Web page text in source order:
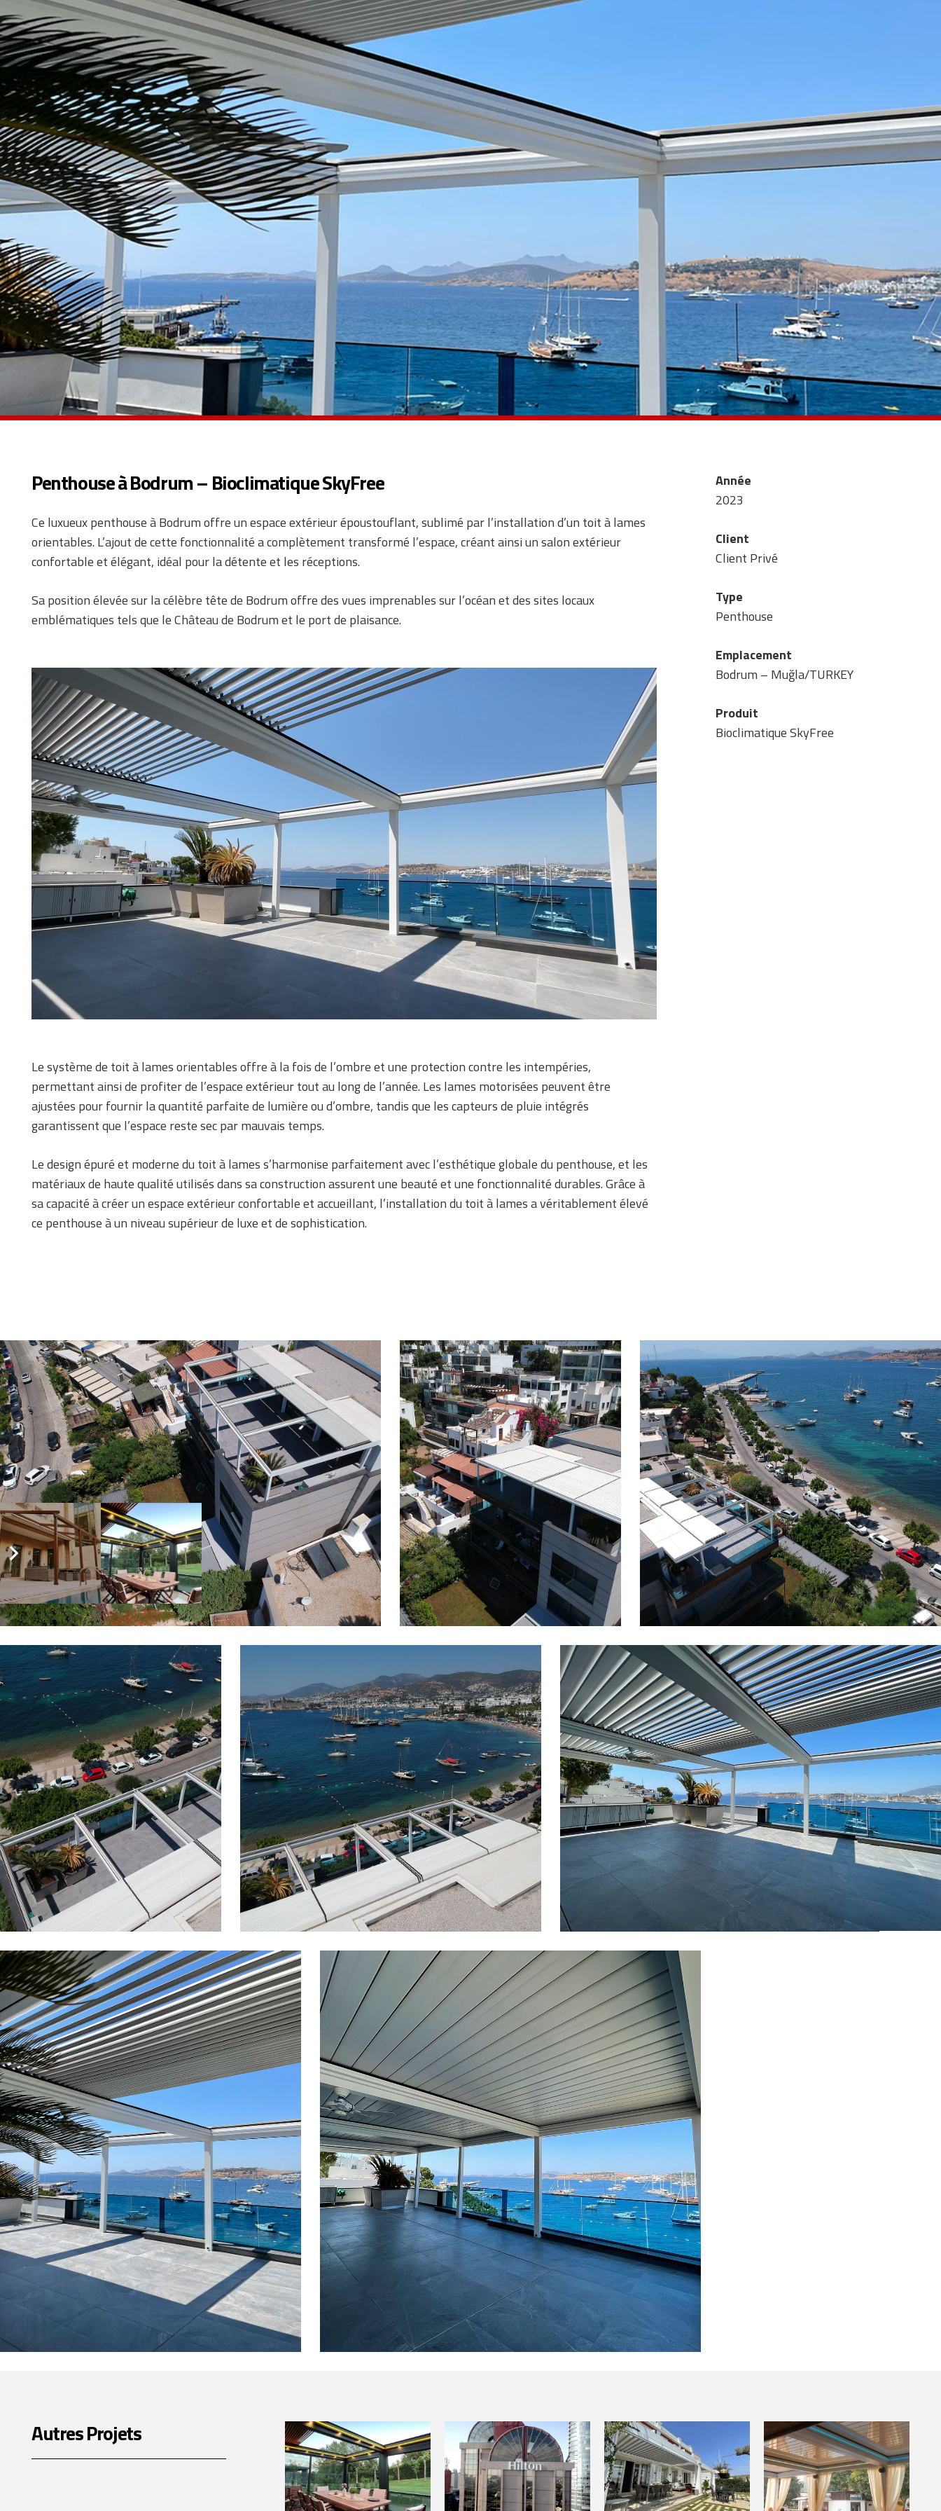
Penthouse à Bodrum – Bioclimatique SkyFree
Ce luxueux penthouse à Bodrum offre un espace extérieur époustouflant, sublimé par l’installation d’un toit à lames
orientables. L’ajout de cette fonctionnalité a complètement transformé l’espace, créant ainsi un salon extérieur
confortable et élégant, idéal pour la détente et les réceptions.
Sa position élevée sur la célèbre tête de Bodrum offre des vues imprenables sur l’océan et des sites locaux
emblématiques tels que le Château de Bodrum et le port de plaisance.
Le système de toit à lames orientables offre à la fois de l’ombre et une protection contre les intempéries,
permettant ainsi de profiter de l’espace extérieur tout au long de l’année. Les lames motorisées peuvent être
ajustées pour fournir la quantité parfaite de lumière ou d’ombre, tandis que les capteurs de pluie intégrés
garantissent que l’espace reste sec par mauvais temps.
Le design épuré et moderne du toit à lames s’harmonise parfaitement avec l’esthétique globale du penthouse, et les
matériaux de haute qualité utilisés dans sa construction assurent une beauté et une fonctionnalité durables. Grâce à
sa capacité à créer un espace extérieur confortable et accueillant, l’installation du toit à lames a véritablement élevé
ce penthouse à un niveau supérieur de luxe et de sophistication.
Année
2023
Client
Client Privé
Type
Penthouse
Emplacement
Bodrum – Muğla/TURKEY
Produit
Bioclimatique SkyFree
Autres Projets